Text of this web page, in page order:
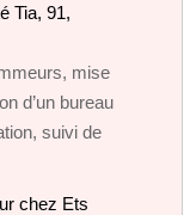
Tia, 91,
mise
d’un bureau
suivi de
chez Ets